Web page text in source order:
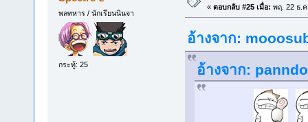
พลทหาร / นักเรียนนินจา
กระทู้: 25
« ตอบกลับ #25 เมื่อ: พฤ. 22 ธ.ค
อ้างจาก:
อ้างจาก: